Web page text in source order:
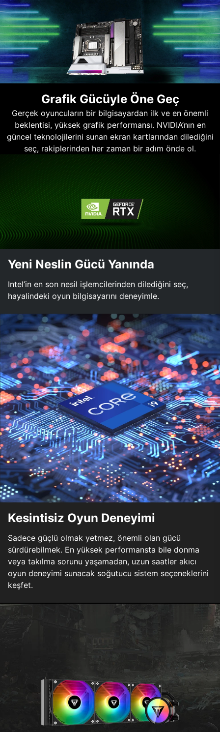
Grafik Gücüyle Öne Geç
Gerçek oyuncuların bir bilgisayardan ilk ve en önemli
beklentisi, yüksek grafik performansı. NVIDIA’nın en
güncel teknolojilerini sunan ekran kartlarından dilediğini
seç, rakiplerinden her zaman bir adım önde ol.
Yeni Neslin Gücü Yanında
Intel’in en son nesil işlemcilerinden dilediğini seç,
hayalindeki oyun bilgisayarını deneyimle.
Kesintisiz Oyun Deneyimi
Sadece güçlü olmak yetmez, önemli olan gücü
sürdürebilmek. En yüksek performansta bile donma
veya takılma sorunu yaşamadan, uzun saatler akıcı
oyun deneyimi sunacak soğutucu sistem seçeneklerini
keşfet.